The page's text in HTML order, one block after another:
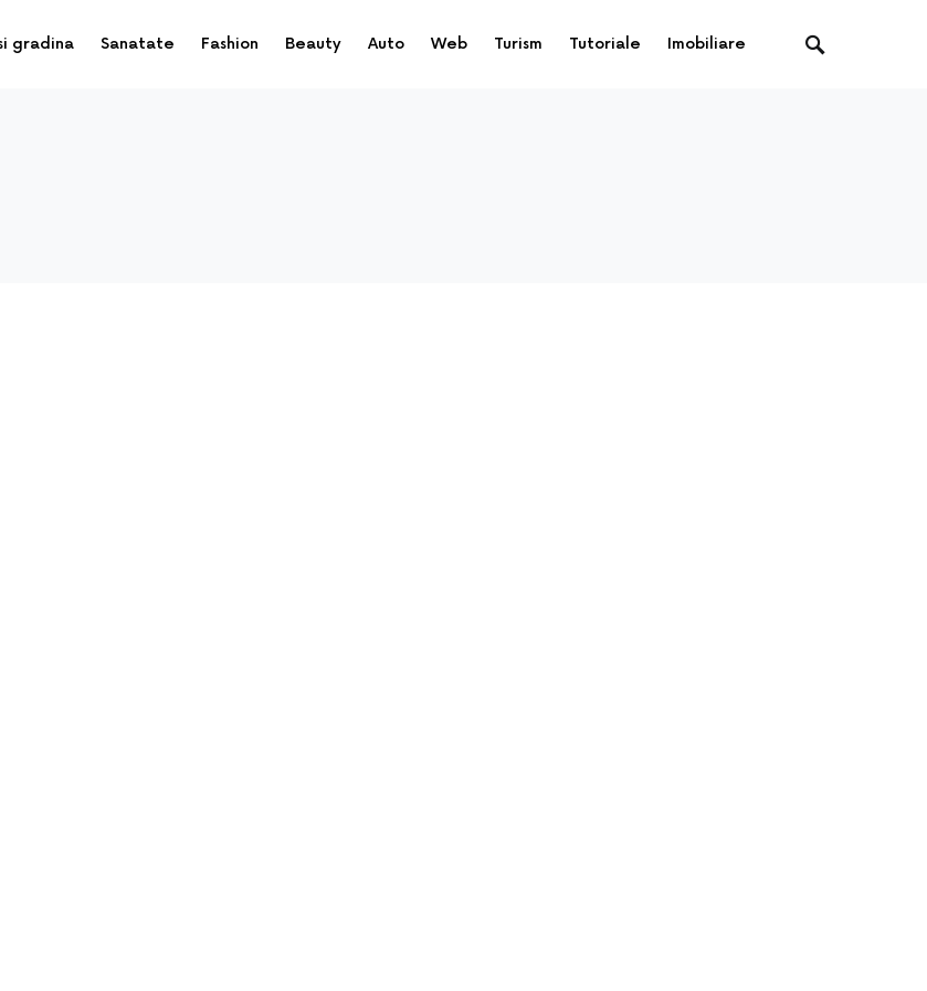
gradina Sanatate Fashion Beauty Auto Web Turism Tutoriale Imobiliare